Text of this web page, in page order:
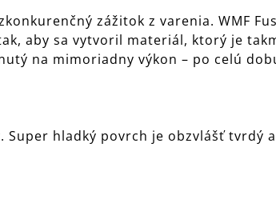
zážitok z varenia. WMF
aby sa vytvoril materiál, ktorý je
na mimoriadny výkon – po celú
Super hladký povrch je obzvlášť